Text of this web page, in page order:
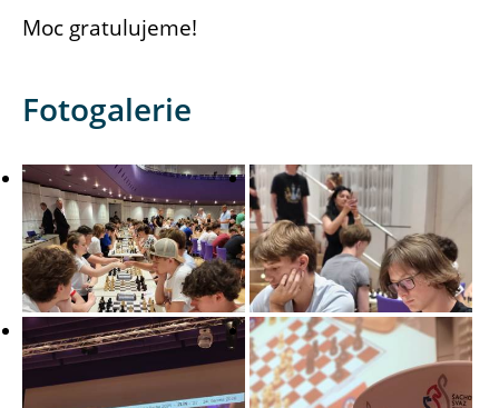
Moc gratulujeme!
Fotogalerie